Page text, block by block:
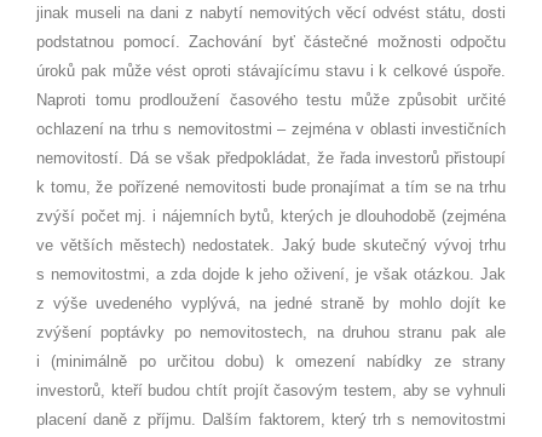
jinak museli na dani z nabytí nemovitých věcí odvést státu, dosti
podstatnou pomocí. Zachování byť částečné možnosti odpočtu
úroků pak může vést oproti stávajícímu stavu i k celkové úspoře.
Naproti tomu prodloužení časového testu může způsobit určité
ochlazení na trhu s nemovitostmi – zejména v oblasti investičních
nemovitostí. Dá se však předpokládat, že řada investorů přistoupí
k tomu, že pořízené nemovitosti bude pronajímat a tím se na trhu
zvýší počet mj. i nájemních bytů, kterých je dlouhodobě (zejména
ve větších městech) nedostatek. Jaký bude skutečný vývoj trhu
s nemovitostmi, a zda dojde k jeho oživení, je však otázkou. Jak
z výše uvedeného vyplývá, na jedné straně by mohlo dojít ke
zvýšení poptávky po nemovitostech, na druhou stranu pak ale
i (minimálně po určitou dobu) k omezení nabídky ze strany
investorů, kteří budou chtít projít časovým testem, aby se vyhnuli
placení daně z příjmu. Dalším faktorem, který trh s nemovitostmi